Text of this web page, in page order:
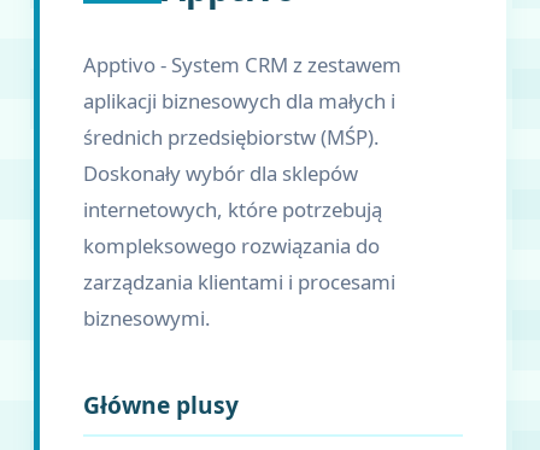
Apptivo - System CRM z zestawem
aplikacji biznesowych dla małych i
średnich przedsiębiorstw (MŚP).
Doskonały wybór dla sklepów
internetowych, które potrzebują
kompleksowego rozwiązania do
zarządzania klientami i procesami
biznesowymi.
Główne plusy